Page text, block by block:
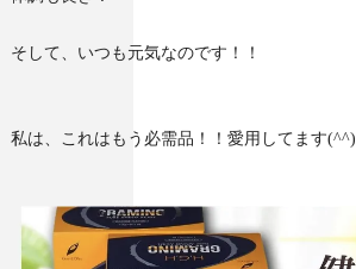
そして、いつも元気なのです！！
私は、これはもう必需品！！愛用してます(^^)